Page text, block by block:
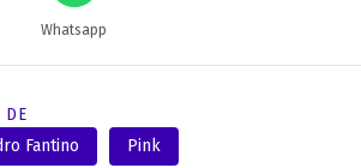
Whatsapp
DE
Fantino Pink